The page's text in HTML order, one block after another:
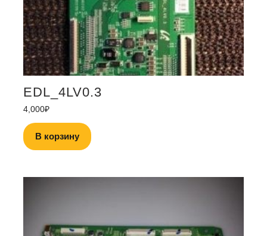
EDL_4LV0.3
4,000₽
В корзину